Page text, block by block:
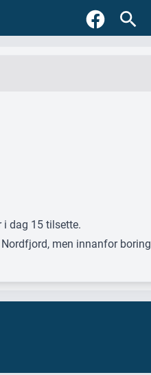
i dag 15 tilsette.
men innanfor boring